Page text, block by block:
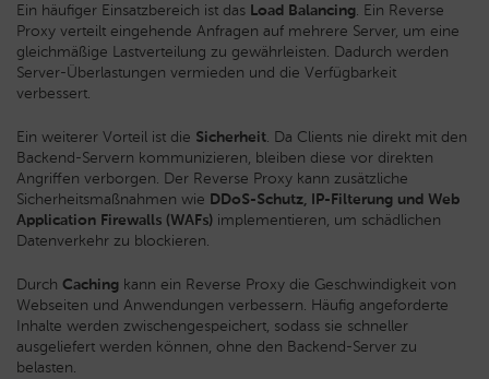
Ein häufiger Einsatzbereich ist das Load Balancing. Ein Reverse
Proxy verteilt eingehende Anfragen auf mehrere Server, um eine
gleichmäßige Lastverteilung zu gewährleisten. Dadurch werden
Server-Überlastungen vermieden und die Verfügbarkeit
verbessert.
Ein weiterer Vorteil ist die Sicherheit. Da Clients nie direkt mit den
Backend-Servern kommunizieren, bleiben diese vor direkten
Angriffen verborgen. Der Reverse Proxy kann zusätzliche
Sicherheitsmaßnahmen wie DDoS-Schutz, IP-Filterung und Web
Application Firewalls (WAFs) implementieren, um schädlichen
Datenverkehr zu blockieren.
Durch Caching kann ein Reverse Proxy die Geschwindigkeit von
Webseiten und Anwendungen verbessern. Häufig angeforderte
Inhalte werden zwischengespeichert, sodass sie schneller
ausgeliefert werden können, ohne den Backend-Server zu
belasten.